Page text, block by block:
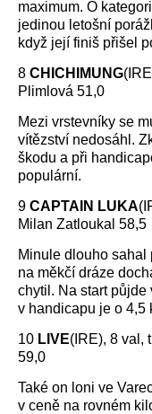
maximum. O
jedinou letošní
když její finiš přišel
8 CHICHIMUNG
Plimlová 51,0
Mezi vrstevníky se
vítězství nedosáhl.
škodu a při
populární.
9 CAPTAIN LUKA
Milan Zatloukal 58,5
Minule dlouho sahal
na měkčí dráze
chytil. Na start půjde
v handicapu je o 4,5
10 LIVE(IRE), 8 val,
59,0
Také on loni ve
v ceně na rovném